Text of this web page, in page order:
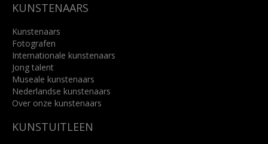
KUNSTENAARS
Kunstenaars
Fotografen
Internationale kunstenaars
Jong talent
Museale kunstenaars
Nederlandse kunstenaars
Over onze kunstenaars
KUNSTUITLEEN